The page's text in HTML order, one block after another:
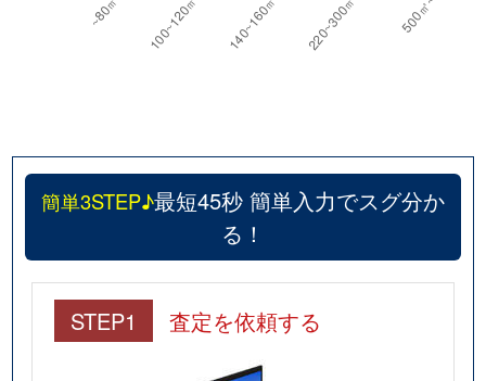
簡単3STEP♪最短45秒 簡単入力でスグ分か
る！
STEP1 査定を依頼する